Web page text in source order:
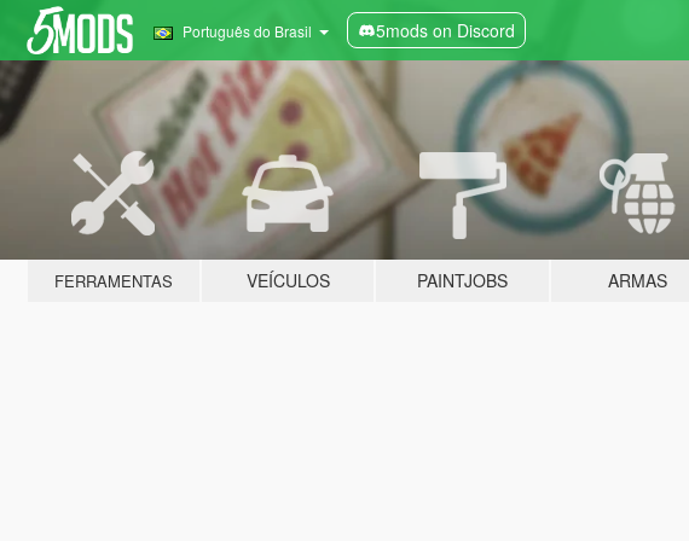
Português do Brasil 5mods on Discord
FERRAMENTAS VEÍCULOS PAINTJOBS ARMAS